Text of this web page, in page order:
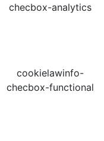
checbox-analytics
cookielawinfo-
checbox-functional